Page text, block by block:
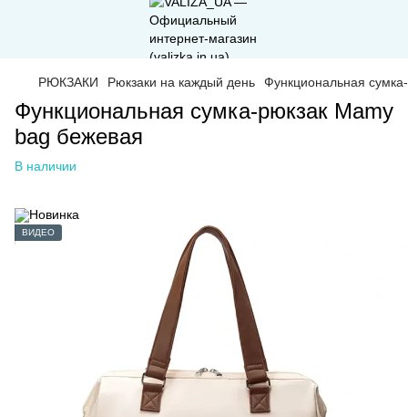
РЮКЗАКИ Рюкзаки на каждый день Функциональная
Функциональная сумка-рюкзак Mamy
bag бежевая
В наличии
ВИДЕО